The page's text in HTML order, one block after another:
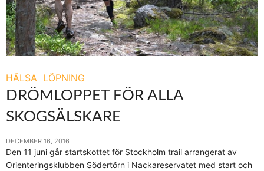
HÄLSA LÖPNING
DRÖMLOPPET FÖR ALLA
SKOGSÄLSKARE
DECEMBER 16, 2016
Den 11 juni går startskottet för Stockholm trail arrangerat av
Orienteringsklubben Södertörn i Nackareservatet med start och